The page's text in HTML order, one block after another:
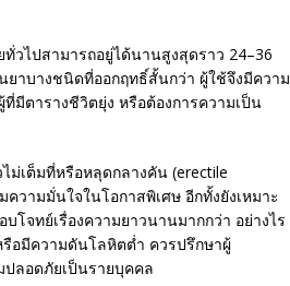
ทั่วไปสามารถอยู่ได้นานสูงสุดราว 24–36
ยาบางชนิดที่ออกฤทธิ์สั้นกว่า ผู้ใช้จึงมีความ
มีตารางชีวิตยุ่ง หรือต้องการความเป็น
เต็มที่หรือหลุดกลางคัน (erectile
วามมั่นใจในโอกาสพิเศษ อีกทั้งยังเหมาะ
บโจทย์เรื่องความยาวนานมากกว่า อย่างไร
อมีความดันโลหิตต่ำ ควรปรึกษาผู้
ปลอดภัยเป็นรายบุคคล